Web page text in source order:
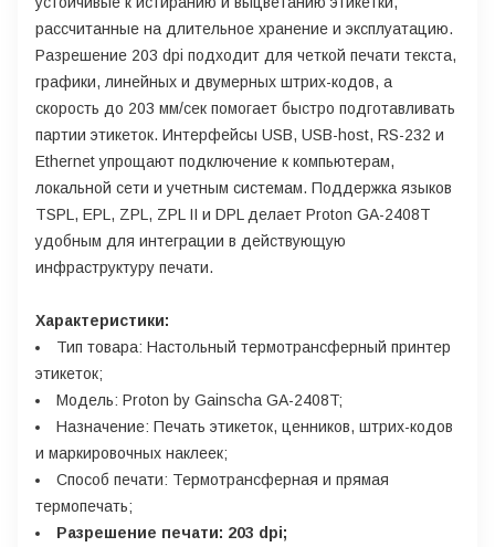
рассчитанные на длительное хранение и эксплуатацию.
Разрешение 203 dpi подходит для четкой печати текста,
графики, линейных и двумерных штрих-кодов, а
скорость до 203 мм/сек помогает быстро подготавливать
партии этикеток. Интерфейсы USB, USB-host, RS-232 и
Ethernet упрощают подключение к компьютерам,
локальной сети и учетным системам. Поддержка языков
TSPL, EPL, ZPL, ZPL II и DPL делает Proton GA-2408T
удобным для интеграции в действующую
инфраструктуру печати.
Характеристики:
Тип товара: Настольный термотрансферный принтер
этикеток;
Модель: Proton by Gainscha GA-2408T;
Назначение: Печать этикеток, ценников, штрих-кодов
и маркировочных наклеек;
Способ печати: Термотрансферная и прямая
термопечать;
Разрешение печати: 203 dpi;